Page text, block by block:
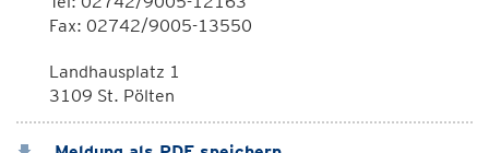
Fax: 02742/9005-13550
Landhausplatz 1
3109 St. Pölten